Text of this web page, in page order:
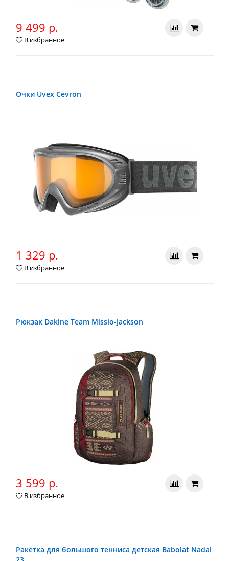
9 499 р.
В избранное
Очки Uvex Cevron
1 329 р.
В избранное
Рюкзак Dakine Team Missio-Jackson
3 599 р.
В избранное
Ракетка для большого тенниса детская Babolat Nadal